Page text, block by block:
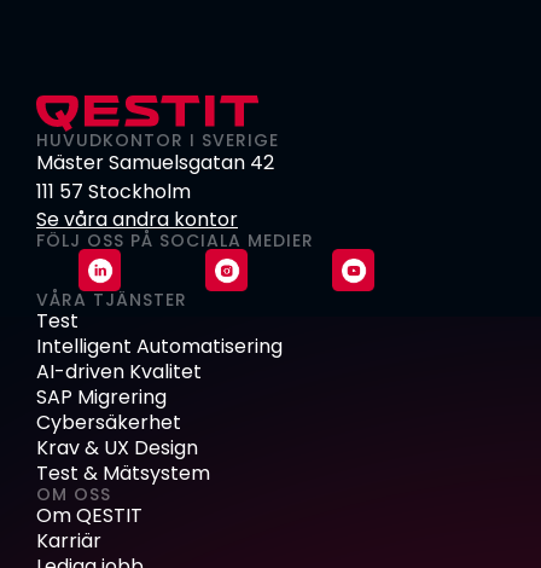
HUVUDKONTOR I SVERIGE
Mäster Samuelsgatan 42
111 57 Stockholm
Se våra andra kontor
FÖLJ OSS PÅ SOCIALA MEDIER
VÅRA TJÄNSTER
Test
Intelligent Automatisering
AI-driven Kvalitet
SAP Migrering
Cybersäkerhet
Krav & UX Design
Test & Mätsystem
OM OSS
Om QESTIT
Karriär